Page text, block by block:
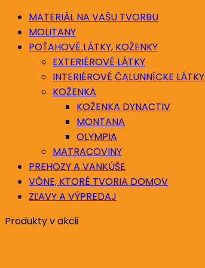
MATERIÁL NA VAŠU TVORBU
MOLITANY
POŤAHOVÉ LÁTKY, KOŽENKY
EXTERIÉROVÉ LÁTKY
INTERIÉROVÉ ČALUNNÍCKE LÁTKY
KOŽENKA
KOŽENKA DYNACTIV
MONTANA
OLYMPIA
MATRACOVINY
PREHOZY A VANKÚŠE
VÔNE, KTORÉ TVORIA DOMOV
ZĽAVY A VÝPREDAJ
Produkty v akcii